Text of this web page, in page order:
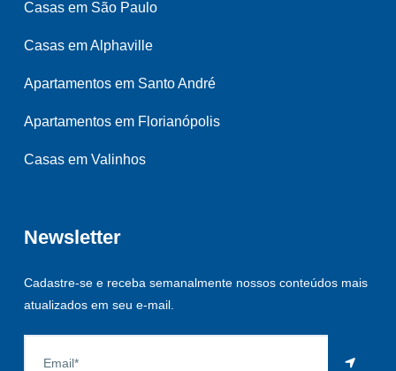
Casas em São Paulo
Casas em Alphaville
Apartamentos em Santo André
Apartamentos em Florianópolis
Casas em Valinhos
Newsletter
Cadastre-se e receba semanalmente nossos conteúdos mais
atualizados em seu e-mail.